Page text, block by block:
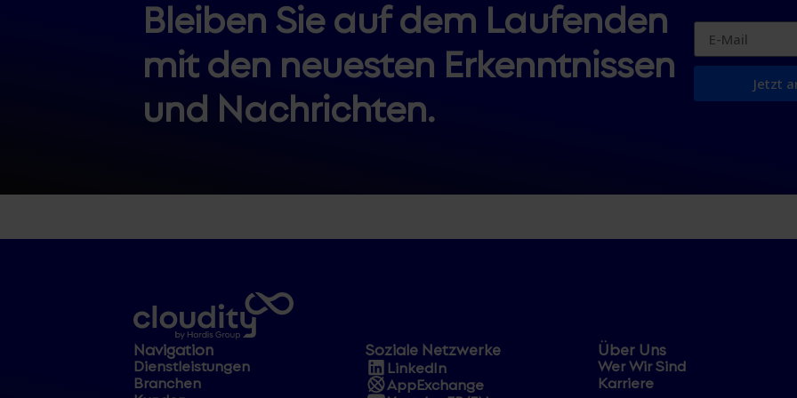
Bleiben Sie auf dem Laufenden
mit den neuesten Erkenntnissen
und Nachrichten.
Jetzt
Navigation
Dienstleistungen
Branchen
Soziale Netzwerke
LinkedIn
AppExchange
Über Uns
Wer Wir Sind
Karriere